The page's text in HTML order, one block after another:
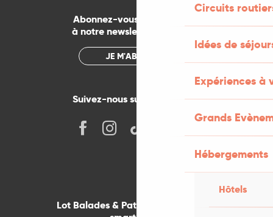
Circuits
Idées de
Expériences à
Grands
Hébergements
Hôtels
Abonnez-vous gratuitement
à notre newsletter mensuelle
JE M'ABONNE
Suivez-nous sur les réseaux !
Lot Balades & Patrimoines sur votre